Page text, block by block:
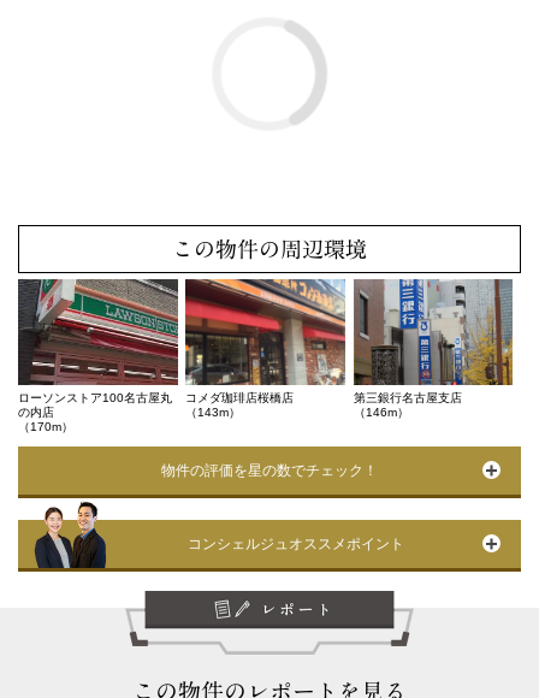
この物件の周辺環境
ローソンストア100名古屋丸
の内店
（170m）
コメダ珈琲店桜橋店
（143m）
第三銀行名古屋支店
（146m）
物件の評価を星の数でチェック！
コンシェルジュオススメポイント
この物件のレポートを見る